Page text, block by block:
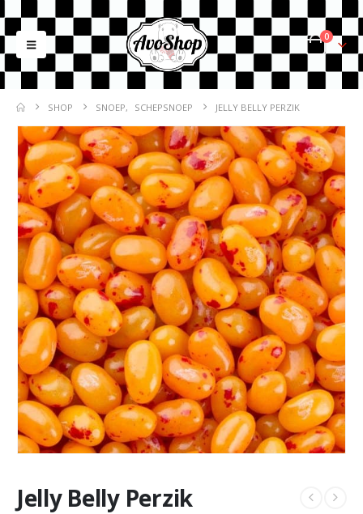
0
SHOP SNOEP, SCHEPSNOEP JELLY BELLY PERZIK
Jelly Belly Perzik